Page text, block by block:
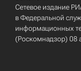
Сетевое издание
в Федеральной
информационных
(Роскомнадзор) 08